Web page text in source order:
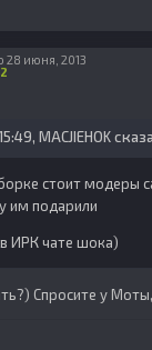
28 июня, 2013
MACJIEHOK
стоит модеры
им подарили
ИРК чате шока)
Спросите у